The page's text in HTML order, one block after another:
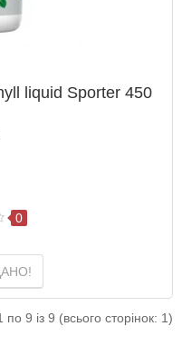
liquid Sporter 450
0
9 із 9 (всього сторінок: 1)